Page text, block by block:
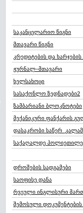
საკანცელარიო წიგნი
მთავარი წიგნი
კრედიტების და
ჟურნალ–მთავარი
ხელსახოცი
სასაქონლო ზედნადები2
ზამბარიანი ბლოკნოტები
მექანიკური ფანქარის
დასაკრობი
საქაღალდე
დროშების სადგამები
საოფისე დანა
რვეული ინგლისური
შემოსული